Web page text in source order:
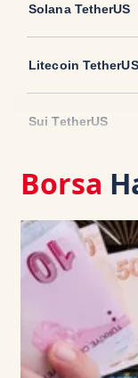
Solana TetherUS
Litecoin TetherUS
Sui TetherUS
Ripple TetherUS
USD Coin
TRON TetherUS
Borsa